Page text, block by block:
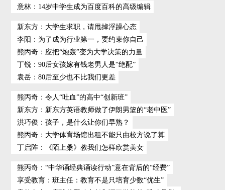
意林 ： 14岁中学生成为百度百科的高级编辑
新东方 ： 大学生求职，请甩掉浮躁心态
李阳 ： 为了成为行业第一，要约束你自己
熊丙奇 ： 应把“炮轰”变为大学决策的力量
丁锐 ： 90后女孩嫁有钱老男人是“绝配”
袁岳 ： 80后至少也不比我们更差
熊丙奇 ： 令人“吐血”的高中“创新班”
新东方 ： 新东方英语教师做了伊朗男篮的“老中医”
洪巧俊 ： 孩子，是什么让你们早熟？
熊丙奇 ： 大学体育场馆出租不能只由校方说了算
丁启阵 ： 《陌上桑》教我们怎样欣赏美女
熊丙奇 ： “中华诵经典诵读行动”意在背后的“经费”
享受教育 ： 班主任：教育不是只培育少数“优生”